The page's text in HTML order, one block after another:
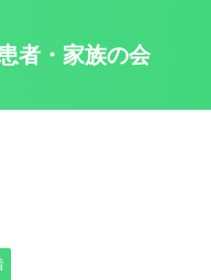
者・家族の会